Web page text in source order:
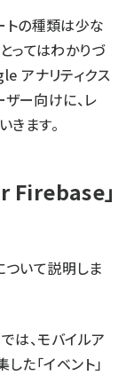
トの種類は少な
ってはわかりづ
アナリティクス
ー向けに、レ
ます。
Firebase」
ついて説明しま
は、モバイルア
た「イベント」